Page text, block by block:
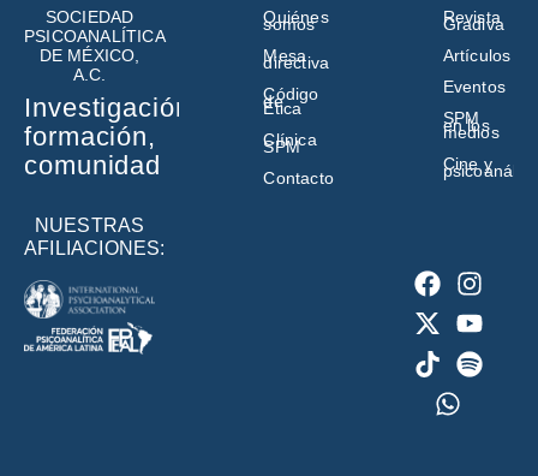
SOCIEDAD
PSICOANALÍTICA
DE MÉXICO,
A.C.
Investigación,
formación,
comunidad
NUESTRAS
AFILIACIONES:
Quiénes
somos
Mesa
directiva
Código
de
Ética
Clínica
SPM
Contacto
Revista
Gradiva
Artículos
Eventos
SPM
en los
medios
Cine y